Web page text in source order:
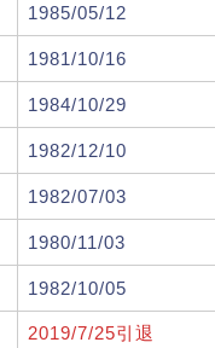
1985/05/12
1981/10/16
1984/10/29
1982/12/10
1982/07/03
1980/11/03
1982/10/05
2019/7/25引退